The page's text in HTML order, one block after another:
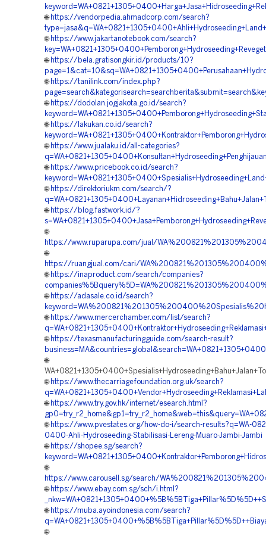
🌐 https://vendorpedia.ahmadcorp.com/search?
🌐 https://www.jakartanotebook.com/search?
🌐 https://bela.gratisongkir.id/products/10?
🌐 https://tanilink.com/index.php?
🌐 https://dodolan.jogjakota.go.id/search?
🌐 https://lakukan.co.id/search?
🌐 https://www.jualaku.id/all-categories?
🌐 https://www.pricebook.co.id/search?
🌐 https://direktoriukm.com/search/?
🌐 https://blog.fastwork.id/?
🌐
https://www.ruparupa.com/jual/
🌐
https://ruangjual.com/cari/
🌐 https://inaproduct.com/search/companies?
🌐 https://adasale.co.id/search?
🌐 https://www.mercerchamber.com/list/search?
🌐 https://texasmanufacturingguide.com/search-result?
🌐
🌐 https://www.thecarriagefoundation.org.uk/search?
🌐 https://www.try.gov.hk/internet/esearch.html?
🌐 https://www.pvestates.org/how-do-i/search-results?q=WA-
0400-Ahli-Hydroseeding-Stabilisasi-Lereng-Muaro-Jambi-Jambi
🌐 https://shopee.sg/search?
🌐
https://www.carousell.sg/search/
🌐 https://www.ebay.com.sg/sch/i.html?
🌐 https://muba.ayoindonesia.com/search?
🌐